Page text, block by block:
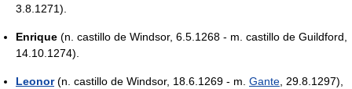
3.8.1271).
Enrique (n. castillo de Windsor, 6.5.1268 - m. castillo de Guildford,
14.10.1274).
Leonor(n. castillo de Windsor, 18.6.1269 - m. Gante, 29.8.1297),